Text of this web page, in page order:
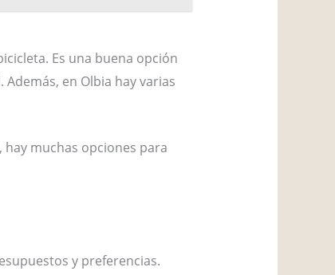
Es una buena opción
en Olbia hay varias
muchas opciones para
y preferencias.